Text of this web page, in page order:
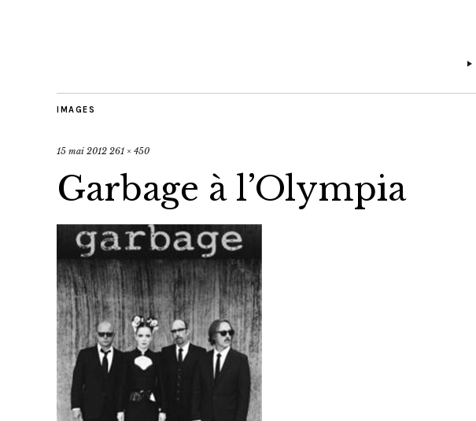
IMAGES
15 mai 2012 261 × 450
Garbage à l’Olympia